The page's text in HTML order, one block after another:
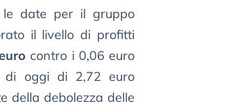
date per il gruppo
il livello di profitti
contro i 0,06 euro
di oggi di 2,72 euro
della debolezza delle